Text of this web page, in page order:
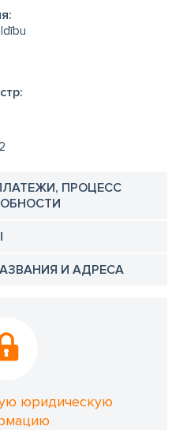
ПРОЦЕСС
И АДРЕСА
юридическую